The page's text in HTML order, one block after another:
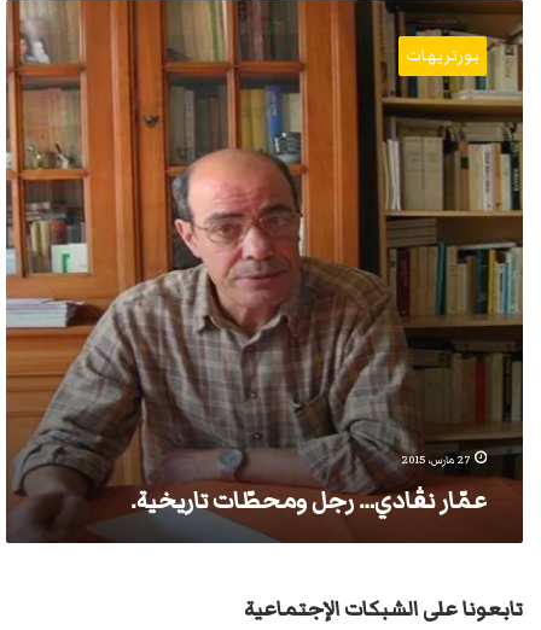
عمّار
نڨادي…
رجل
ومحطّات
تاريخية.
بورتريهات
27 مارس، 2015
عمّار نڨادي… رجل ومحطّات تاريخية.
تابعونا على الشبكات الإجتماعية